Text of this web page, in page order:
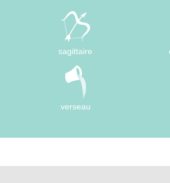
sagittaire
verseau